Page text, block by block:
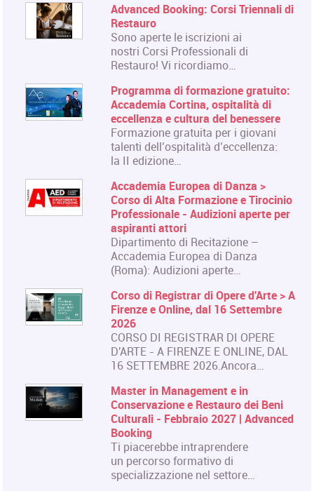
Advanced Booking: Corsi Triennali di
Restauro
Sono aperte le iscrizioni ai
nostri Corsi Professionali di
Restauro! Vi ricordiamo…
Programma di formazione gratuito:
Accademia Cortina, ospitalità di
eccellenza e cultura del benessere
Formazione gratuita per i giovani
talenti dell’ospitalità d’eccellenza:
la II edizione…
Accademia Europea di Danza >
Corso di Alta Formazione e Tirocinio
Professionale - Audizioni aperte per
aspiranti attori
Dipartimento di Recitazione –
Accademia Europea di Danza
(Roma): Audizioni aperte…
Corso di Registrar di Opere d'Arte > A
Firenze e Online, dal 16 Settembre
2026
CORSO DI REGISTRAR DI OPERE
D'ARTE - A FIRENZE E ONLINE, DAL
16 SETTEMBRE 2026.Ancora…
Master in Management e in
Conservazione e Restauro dei Beni
Culturali - Febbraio 2027 | Advanced
Booking
Ti piacerebbe intraprendere
un percorso formativo di
specializzazione nel settore…